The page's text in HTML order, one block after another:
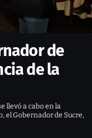
de
de la
llevó a cabo en la
el Gobernador de Sucre,